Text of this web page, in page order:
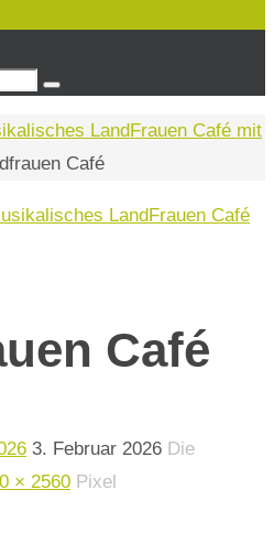
Suchen
LandFrauen Café mit
Café
LandFrauen Café
Café
3. Februar 2026 Die
× 2560 Pixel